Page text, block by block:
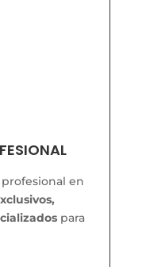
en
para